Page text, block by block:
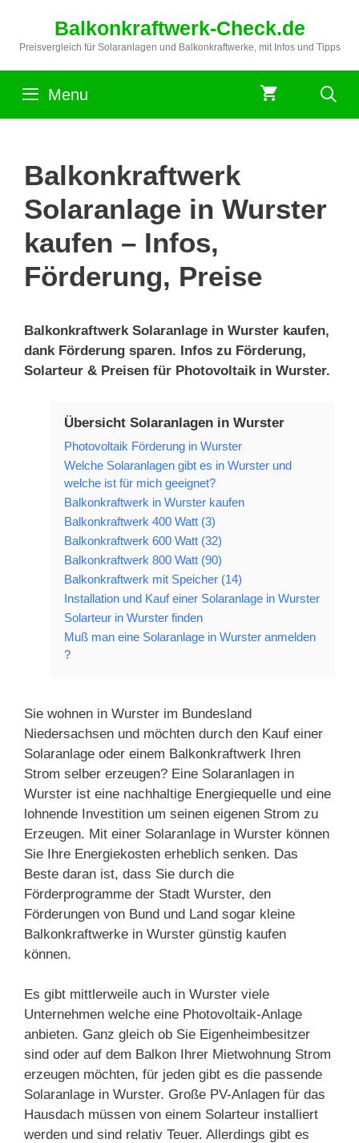
springen
Balkonkraftwerk-Check.de
Preisvergleich für Solaranlagen und Balkonkraftwerke, mit Infos und Tipps
Menu
Balkonkraftwerk
Solaranlage in Wurster
kaufen – Infos,
Förderung, Preise
Balkonkraftwerk Solaranlage in Wurster kaufen,
dank Förderung sparen. Infos zu Förderung,
Solarteur & Preisen für Photovoltaik in Wurster.
Übersicht Solaranlagen in Wurster
Photovoltaik Förderung in Wurster
Welche Solaranlagen gibt es in Wurster und
welche ist für mich geeignet?
Balkonkraftwerk in Wurster kaufen
Balkonkraftwerk 400 Watt (3)
Balkonkraftwerk 600 Watt (32)
Balkonkraftwerk 800 Watt (90)
Balkonkraftwerk mit Speicher (14)
Installation und Kauf einer Solaranlage in Wurster
Solarteur in Wurster finden
Muß man eine Solaranlage in Wurster anmelden
?
Sie wohnen in Wurster im Bundesland
Niedersachsen und möchten durch den Kauf einer
Solaranlage oder einem Balkonkraftwerk Ihren
Strom selber erzeugen? Eine Solaranlagen in
Wurster ist eine nachhaltige Energiequelle und eine
lohnende Investition um seinen eigenen Strom zu
Erzeugen. Mit einer Solaranlage in Wurster können
Sie Ihre Energiekosten erheblich senken. Das
Beste daran ist, dass Sie durch die
Förderprogramme der Stadt Wurster, den
Förderungen von Bund und Land sogar kleine
Balkonkraftwerke in Wurster günstig kaufen
können.
Es gibt mittlerweile auch in Wurster viele
Unternehmen welche eine Photovoltaik-Anlage
anbieten. Ganz gleich ob Sie Eigenheimbesitzer
sind oder auf dem Balkon Ihrer Mietwohnung Strom
erzeugen möchten, für jeden gibt es die passende
Solaranlage in Wurster. Große PV-Anlagen für das
Hausdach müssen von einem Solarteur installiert
werden und sind relativ Teuer. Allerdings gibt es